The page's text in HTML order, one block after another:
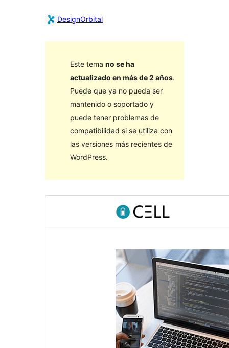
DesignOrbital
Este tema no se ha
actualizado en más de 2 años.
Puede que ya no pueda ser
mantenido o soportado y
puede tener problemas de
compatibilidad si se utiliza con
las versiones más recientes de
WordPress.